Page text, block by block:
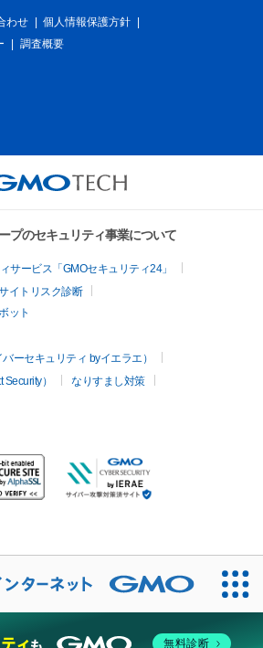
わせ 個人情報保護方針
調査概要
プのセキュリティ事業について
サービス「GMOセキュリティ24」
イトリスク診断
ット
ーセキュリティ byイエラエ）
）
なりすまし対策
無料診断